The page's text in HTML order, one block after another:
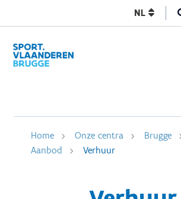
NL
Home Onze centra
Brugge
Aanbod
Verhuur